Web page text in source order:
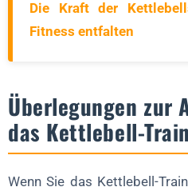
Die Kraft der
Fitness entfalten
Überlegungen zur
das Kettlebell-
Wenn Sie das Kettlebell-